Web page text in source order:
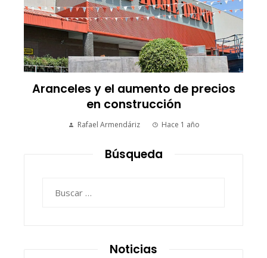
Aranceles y el aumento de precios
en construcción
Rafael Armendáriz Hace 1 año
Búsqueda
Noticias